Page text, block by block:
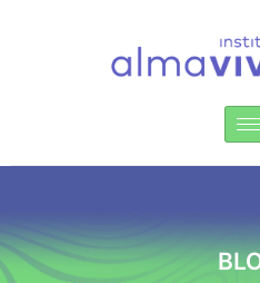
Instituto